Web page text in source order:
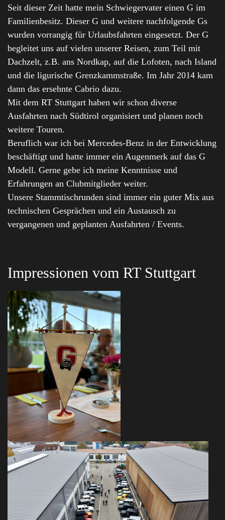
Seit dieser Zeit hatte mein Schwiegervater einen G im
Familienbesitz. Dieser G und weitere nachfolgende Gs
wurden vorrangig für Urlaubsfahrten eingesetzt. Der G
begleitet uns auf vielen unserer Reisen, zum Teil mit
Dachzelt, z.B. ans Nordkap, auf die Lofoten, nach Island
und die ligurische Grenzkammstraße. Im Jahr 2014 kam
dann das ersehnte Cabrio dazu.
Mit dem RT Stuttgart haben wir schon diverse
Ausfahrten nach Südtirol organisiert und planen noch
weitere Touren.
Beruflich war ich bei Mercedes-Benz in der Entwicklung
beschäftigt und hatte immer ein Augenmerk auf das G
Modell. Gerne gebe ich meine Kenntnisse und
Erfahrungen an Clubmitglieder weiter.
Unsere Stammtischrunden sind immer ein guter Mix aus
technischen Gesprächen und ein Austausch zu
vergangenen und geplanten Ausfahrten / Events.
Impressionen vom RT Stuttgart